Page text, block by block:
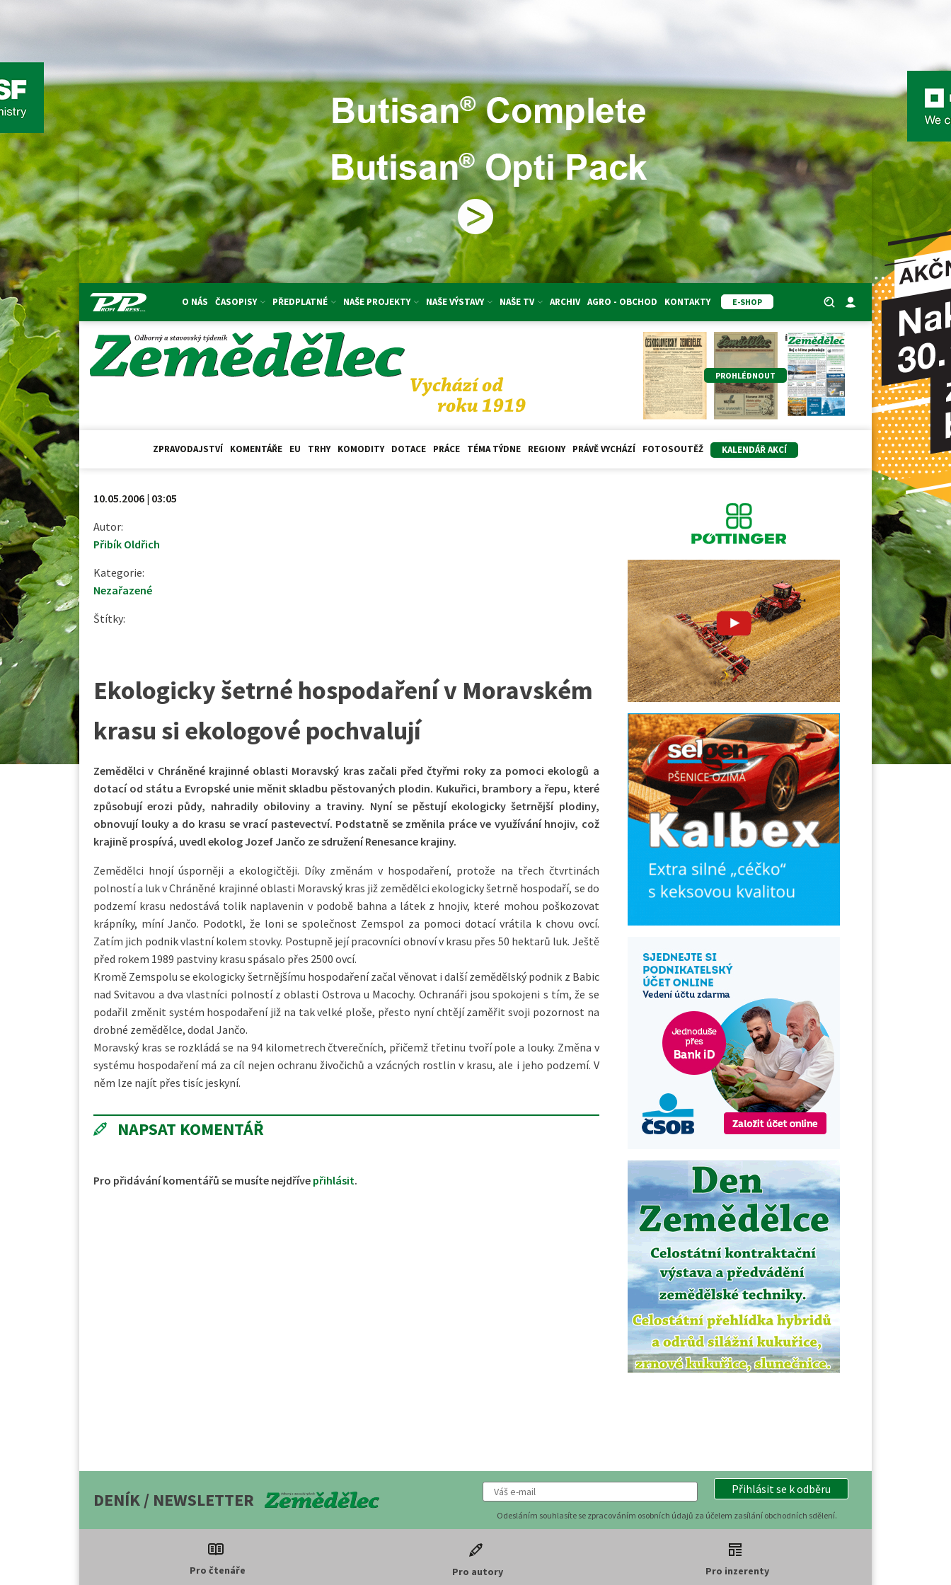
O NÁS ČASOPISY PŘEDPLATNÉ NAŠE PROJEKTY NAŠE VÝSTAVY NAŠE TV ARCHIV AGRO - OBCHOD KONTAKTY E-SHOP
PROHLÉDNOUT
ZPRAVODAJSTVÍ KOMENTÁŘE EU TRHY KOMODITY DOTACE PRÁCE TÉMA TÝDNE REGIONY PRÁVĚ VYCHÁZÍ FOTOSOUTĚŽ KALENDÁŘ AKCÍ
10.05.2006 | 03:05
Autor:
Přibík Oldřich
Kategorie:
Nezařazené
Štítky:
Ekologicky šetrné hospodaření v Moravském
krasu si ekologové pochvalují
Zemědělci v Chráněné krajinné oblasti Moravský kras začali před čtyřmi roky za pomoci ekologů a
dotací od státu a Evropské unie měnit skladbu pěstovaných plodin. Kukuřici, brambory a řepu, které
způsobují erozi půdy, nahradily obiloviny a traviny. Nyní se pěstují ekologicky šetrnější plodiny,
obnovují louky a do krasu se vrací pastevectví. Podstatně se změnila práce ve využívání hnojiv, což
krajině prospívá, uvedl ekolog Jozef Jančo ze sdružení Renesance krajiny.
Zemědělci hnojí úsporněji a ekologičtěji. Díky změnám v hospodaření, protože na třech čtvrtinách
polností a luk v Chráněné krajinné oblasti Moravský kras již zemědělci ekologicky šetrně hospodaří, se do
podzemí krasu nedostává tolik naplavenin v podobě bahna a látek z hnojiv, které mohou poškozovat
krápníky, míní Jančo. Podotkl, že loni se společnost Zemspol za pomoci dotací vrátila k chovu ovcí.
Zatím jich podnik vlastní kolem stovky. Postupně její pracovníci obnoví v krasu přes 50 hektarů luk. Ještě
před rokem 1989 pastviny krasu spásalo přes 2500 ovcí.
Kromě Zemspolu se ekologicky šetrnějšímu hospodaření začal věnovat i další zemědělský podnik z Babic
nad Svitavou a dva vlastníci polností z oblasti Ostrova u Macochy. Ochranáři jsou spokojeni s tím, že se
podařil změnit systém hospodaření již na tak velké ploše, přesto nyní chtějí zaměřit svoji pozornost na
drobné zemědělce, dodal Jančo.
Moravský kras se rozkládá se na 94 kilometrech čtverečních, přičemž třetinu tvoří pole a louky. Změna v
systému hospodaření má za cíl nejen ochranu živočichů a vzácných rostlin v krasu, ale i jeho podzemí. V
něm lze najít přes tisíc jeskyní.
NAPSAT KOMENTÁŘ
Pro přidávání komentářů se musíte nejdříve přihlásit.
DENÍK / NEWSLETTER Přihlásit se k odběru
Odesláním souhlasíte se zpracováním osobních údajů za účelem zasílání obchodních sdělení.
Pro čtenáře
Pro autory
Pro inzerenty